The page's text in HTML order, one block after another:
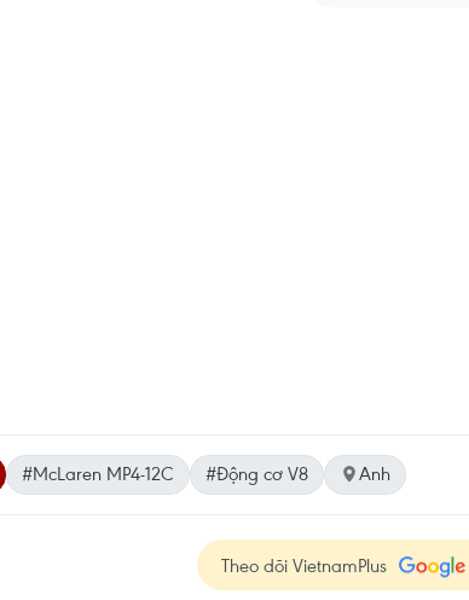
#McLaren MP4-12C #Động cơ V8 Anh
Theo dõi VietnamPlus